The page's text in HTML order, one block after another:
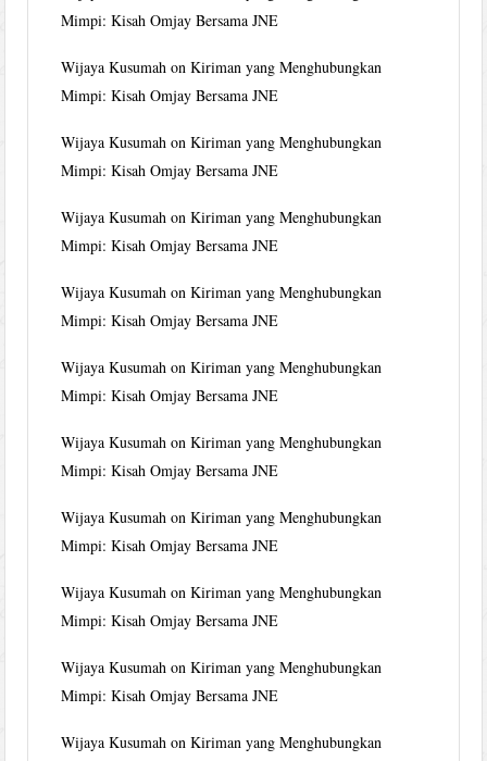
Mimpi: Kisah Omjay Bersama JNE
Wijaya Kusumah onKiriman yang Menghubungkan
Mimpi: Kisah Omjay Bersama JNE
Wijaya Kusumah onKiriman yang Menghubungkan
Mimpi: Kisah Omjay Bersama JNE
Wijaya Kusumah onKiriman yang Menghubungkan
Mimpi: Kisah Omjay Bersama JNE
Wijaya Kusumah onKiriman yang Menghubungkan
Mimpi: Kisah Omjay Bersama JNE
Wijaya Kusumah onKiriman yang Menghubungkan
Mimpi: Kisah Omjay Bersama JNE
Wijaya Kusumah onKiriman yang Menghubungkan
Mimpi: Kisah Omjay Bersama JNE
Wijaya Kusumah onKiriman yang Menghubungkan
Mimpi: Kisah Omjay Bersama JNE
Wijaya Kusumah onKiriman yang Menghubungkan
Mimpi: Kisah Omjay Bersama JNE
Wijaya Kusumah onKiriman yang Menghubungkan
Mimpi: Kisah Omjay Bersama JNE
Wijaya Kusumah onKiriman yang Menghubungkan